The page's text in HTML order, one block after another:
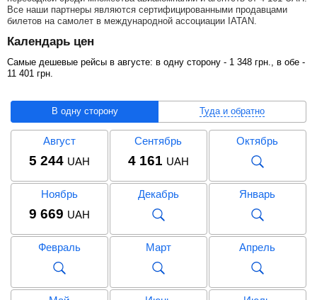
Все наши партнеры являются сертифицированными продавцами
билетов на самолет в международной ассоциации IATAN.
Календарь цен
Самые дешевые рейсы в августе: в одну сторону - 1 348 грн ., в обе -
11 401 грн
В одну сторону Туда и обратно
Август
5 244 UAH
Сентябрь
4 161 UAH
Октябрь
Ноябрь
9 669 UAH
Декабрь Январь
Февраль Март Апрель